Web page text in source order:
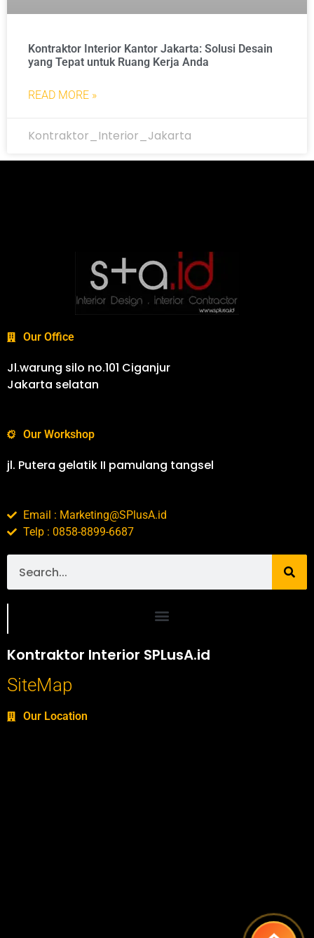
Kontraktor Interior Kantor Jakarta: Solusi Desain
yang Tepat untuk Ruang Kerja Anda
READ MORE »
Kontraktor_Interior_Jakarta
Our Office
Jl.warung silo no.101 Ciganjur
Jakarta selatan
Our Workshop
jl. Putera gelatik II pamulang tangsel
Email : Marketing@SPlusA.id
Telp : 0858-8899-6687
Kontraktor Interior SPLusA.id
SiteMap
Our Location